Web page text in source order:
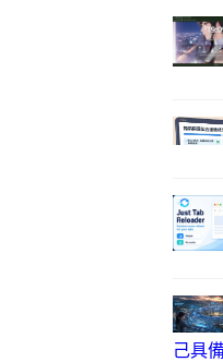
己具